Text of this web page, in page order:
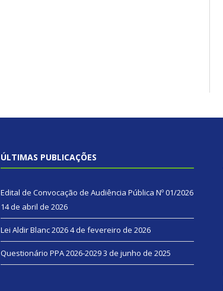
ÚLTIMAS PUBLICAÇÕES
Edital de Convocação de Audiência Pública Nº 01/2026
14 de abril de 2026
Lei Aldir Blanc 20264 de fevereiro de 2026
Questionário PPA 2026-20293 de junho de 2025